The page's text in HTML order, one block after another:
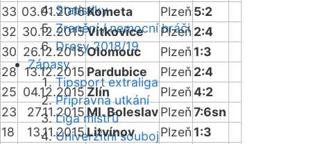
Statistiky
Zranění / nemocní hráči
Dresy 2018/19
Zápasy
Tipsport extraliga
Přípravná utkání
Liga mistrů
Univerzitní souboj
33 03.01.2016Kometa Plzeň 5:2
32 30.12.2015Vítkovice Plzeň 2:4
30 26.12.2015Olomouc Plzeň 1:3
28 13.12.2015 Pardubice Plzeň 2:4
25 04.12.2015 Zlín Plzeň4:2
23
27.11.2015 Ml. BoleslavPlzeň7:6sn
18
13.11.2015Litvínov Plzeň 1:3